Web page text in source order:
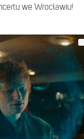
we Wrocławiu!